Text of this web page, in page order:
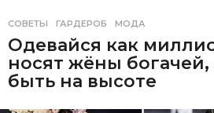
СОВЕТЫ ГАРДЕРОБ ,МОДА
Одевайся как
носят жёны богачей,
быть на высоте